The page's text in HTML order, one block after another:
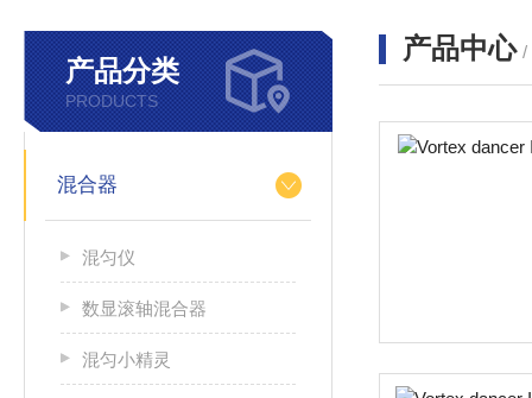
产品分类
PRODUCTS
混合器
混匀仪
数显滚轴混合器
混匀小精灵
产品中心 /